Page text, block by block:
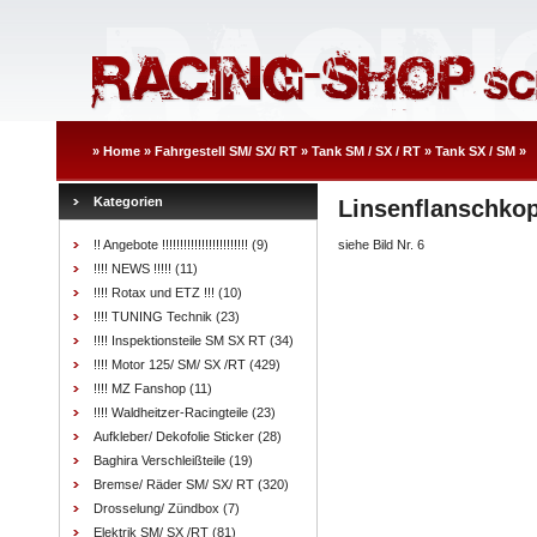
» Home » Fahrgestell SM/ SX/ RT » Tank SM / SX / RT » Tank SX / SM »
Kategorien
!! Angebote !!!!!!!!!!!!!!!!!!!!!!!! (9)
!!!! NEWS !!!!! (11)
!!!! Rotax und ETZ !!! (10)
!!!! TUNING Technik (23)
!!!! Inspektionsteile SM SX RT (34)
!!!! Motor 125/ SM/ SX /RT (429)
!!!! MZ Fanshop (11)
!!!! Waldheitzer-Racingteile (23)
Aufkleber/ Dekofolie Sticker (28)
Baghira Verschleißteile (19)
Bremse/ Räder SM/ SX/ RT (320)
Drosselung/ Zündbox (7)
Elektrik SM/ SX /RT (81)
siehe Bild Nr. 6